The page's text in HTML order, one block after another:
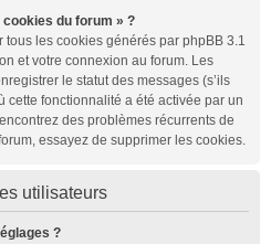
du forum » ?
tous les cookies générés par phpBB 3.1
et votre connexion au forum. Les
le statut des messages (s’ils
cette fonctionnalité a été activée par un
des problèmes récurrents de
essayez de supprimer les cookies.
utilisateurs
?